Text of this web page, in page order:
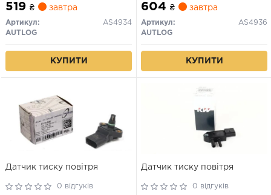
519 ₴ завтра
Артикул:
AS4934
AUTLOG
КУПИТИ
604 ₴ завтра
Артикул:
AS4936
AUTLOG
КУПИТИ
Датчик тиску повітря
0 відгуків
Датчик тиску повітря
0 відгуків